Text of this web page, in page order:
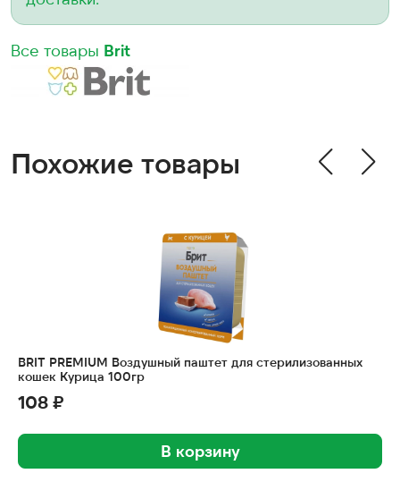
Все товары Brit
Похожие товары
BRIT PREMIUM Воздушный паштет для стерилизованных
кошек Курица 100гр
108 ₽
В корзину